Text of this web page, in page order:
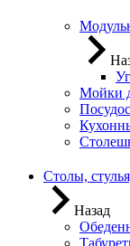
Мойки
Столы,
Назад